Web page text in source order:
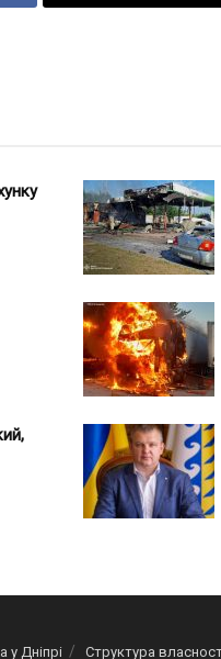
у Дніпрі Структура